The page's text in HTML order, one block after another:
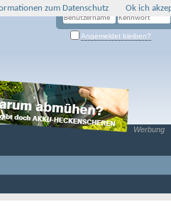
Angemeldet bleiben?
Werbung
zum Datenschutz Ok ich